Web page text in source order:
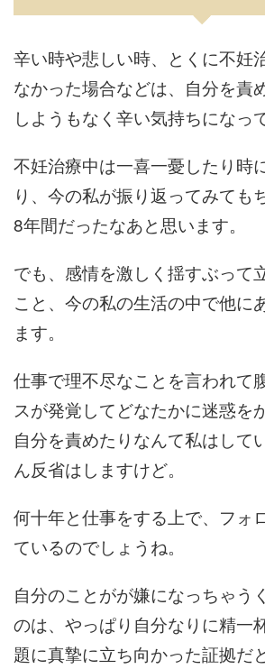
辛い時や悲しい時、とくに不妊
なかった場合などは、自分を責
しようもなく辛い気持ちになっ
不妊治療中は一喜一憂したり時
り、今の私が振り返ってみても
8年間だったなあと思います。
でも、感情を激しく揺すぶって
こと、今の私の生活の中で他に
ます。
仕事で理不尽なことを言われて
スが発覚してどなたかに迷惑を
自分を責めたりなんて私はして
ん反省はしますけど。
何十年と仕事をする上で、フォ
ているのでしょうね。
自分のことがが嫌になっちゃう
のは、やっぱり自分なりに精一
題に真摯に立ち向かった証拠だ